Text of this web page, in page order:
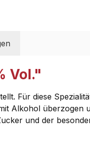
Vol."
Für diese
Alkohol überzogen
und der